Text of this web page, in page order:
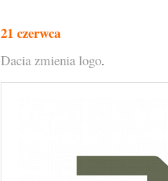
21 czerwca
Dacia zmienia logo.